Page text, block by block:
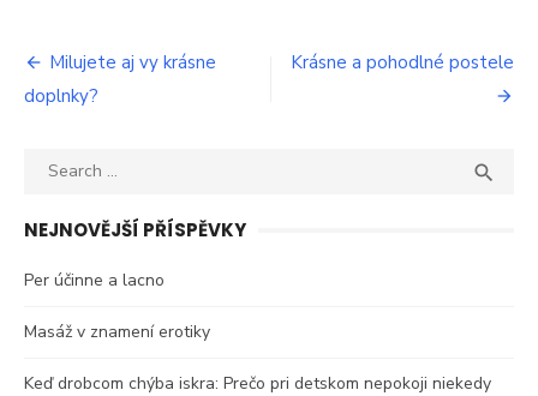
Navigace
pro
Milujete aj vy krásne
doplnky?
Krásne a pohodlné postele
Search

NEJNOVĚJŠÍ PŘÍSPĚVKY
Per účinne a lacno
Masáž v znamení erotiky
Keď drobcom chýba iskra: Prečo pri detskom nepokoji niekedy